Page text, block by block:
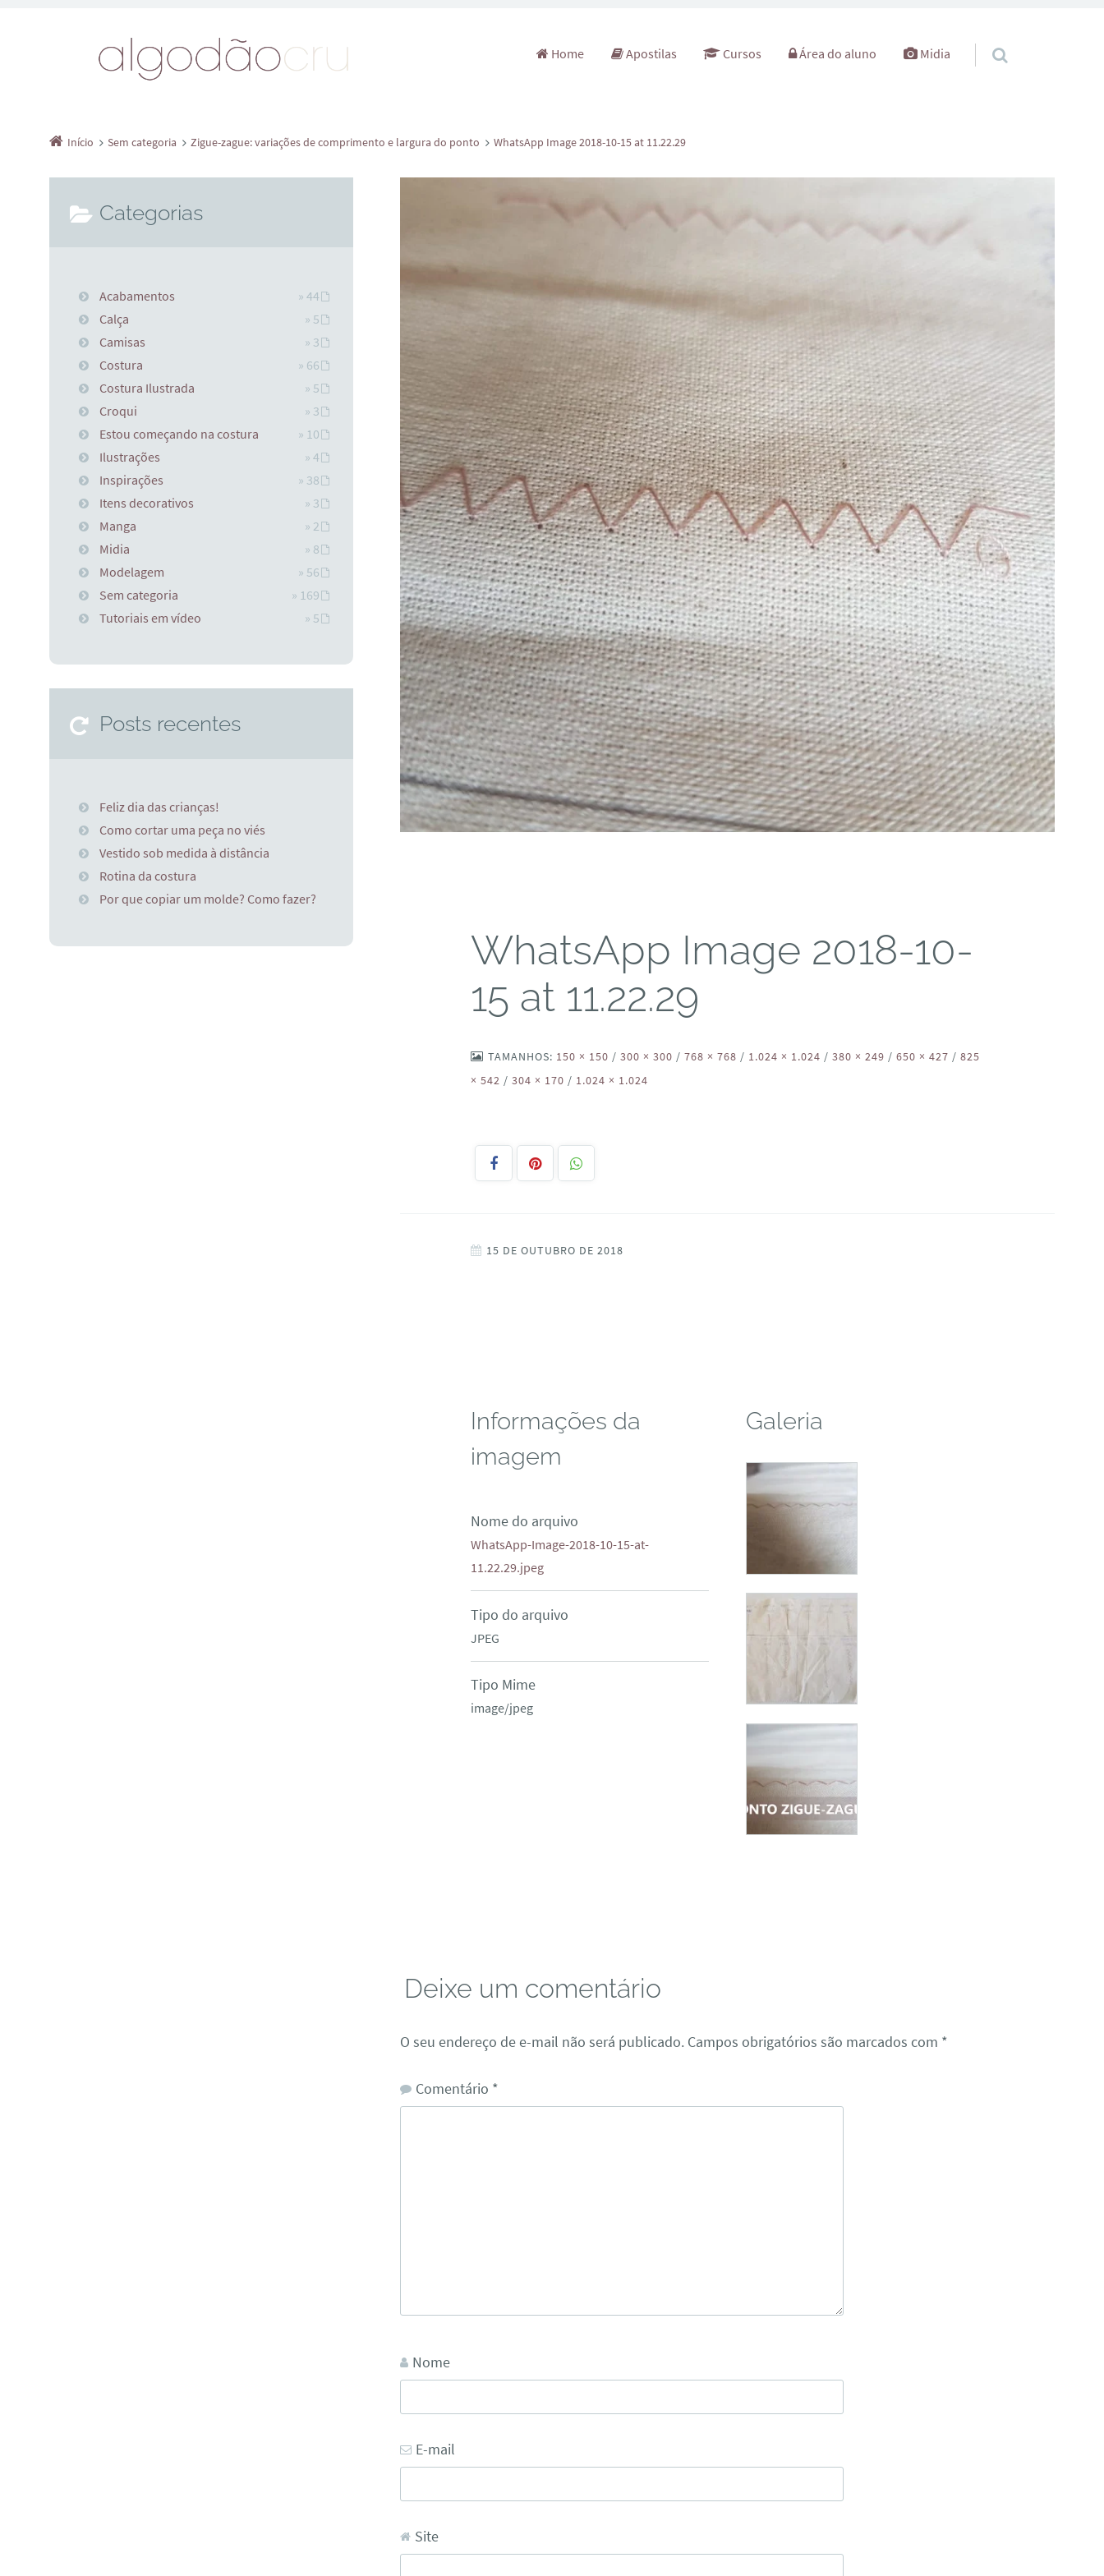
Pular para o conteúdo
Home Apostilas Cursos Área do aluno Midia
Início Sem categoria Zigue-zague: variações de comprimento e largura do ponto WhatsApp Image 2018-10-15 at 11.22.29
WhatsApp Image 2018-10-
15 at 11.22.29
TAMANHOS: 150 × 150 / 300 × 300 / 768 × 768 / 1.024 × 1.024 / 380 × 249 / 650 × 427 / 825
× 542 / 304 × 170 / 1.024 × 1.024
15 DE OUTUBRO DE 2018
Informações da
imagem
Nome do arquivo
WhatsApp-Image-2018-10-15-at-
11.22.29.jpeg
Tipo do arquivo
JPEG
Tipo Mime
image/jpeg
Galeria
Deixe um comentário
O seu endereço de e-mail não será publicado. Campos obrigatórios são marcados com *
Comentário *
Nome
E-mail
Site
Categorias
Acabamentos
» 44
Calça
» 5
Camisas
» 3
Costura
» 66
Costura Ilustrada
» 5
Croqui
» 3
Estou começando na costura
» 10
Ilustrações
» 4
Inspirações
» 38
Itens decorativos
» 3
Manga
» 2
Midia
» 8
Modelagem
» 56
Sem categoria
» 169
Tutoriais em vídeo
» 5
Posts recentes
Feliz dia das crianças!
Como cortar uma peça no viés
Vestido sob medida à distância
Rotina da costura
Por que copiar um molde? Como fazer?